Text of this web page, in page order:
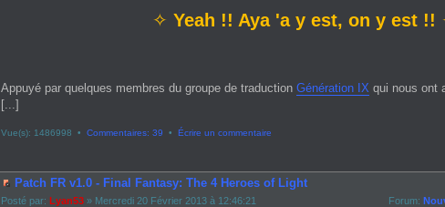
✧ Yeah !! Aya 'a y est, on y est !!
Appuyé par quelques membres du groupe de traduction Génération IX qui nous ont
[...]
Vue(s): 1486998 • Commentaires: 39 • Écrire un commentaire
Patch FR v1.0 - Final Fantasy: The 4 Heroes of Light
Posté par: Lyan53» Mercredi 20 Février 2013 à 12:46:21 Forum: